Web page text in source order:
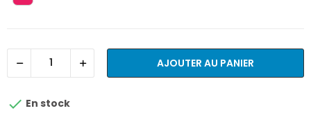
AJOUTER AU PANIER
 En stock